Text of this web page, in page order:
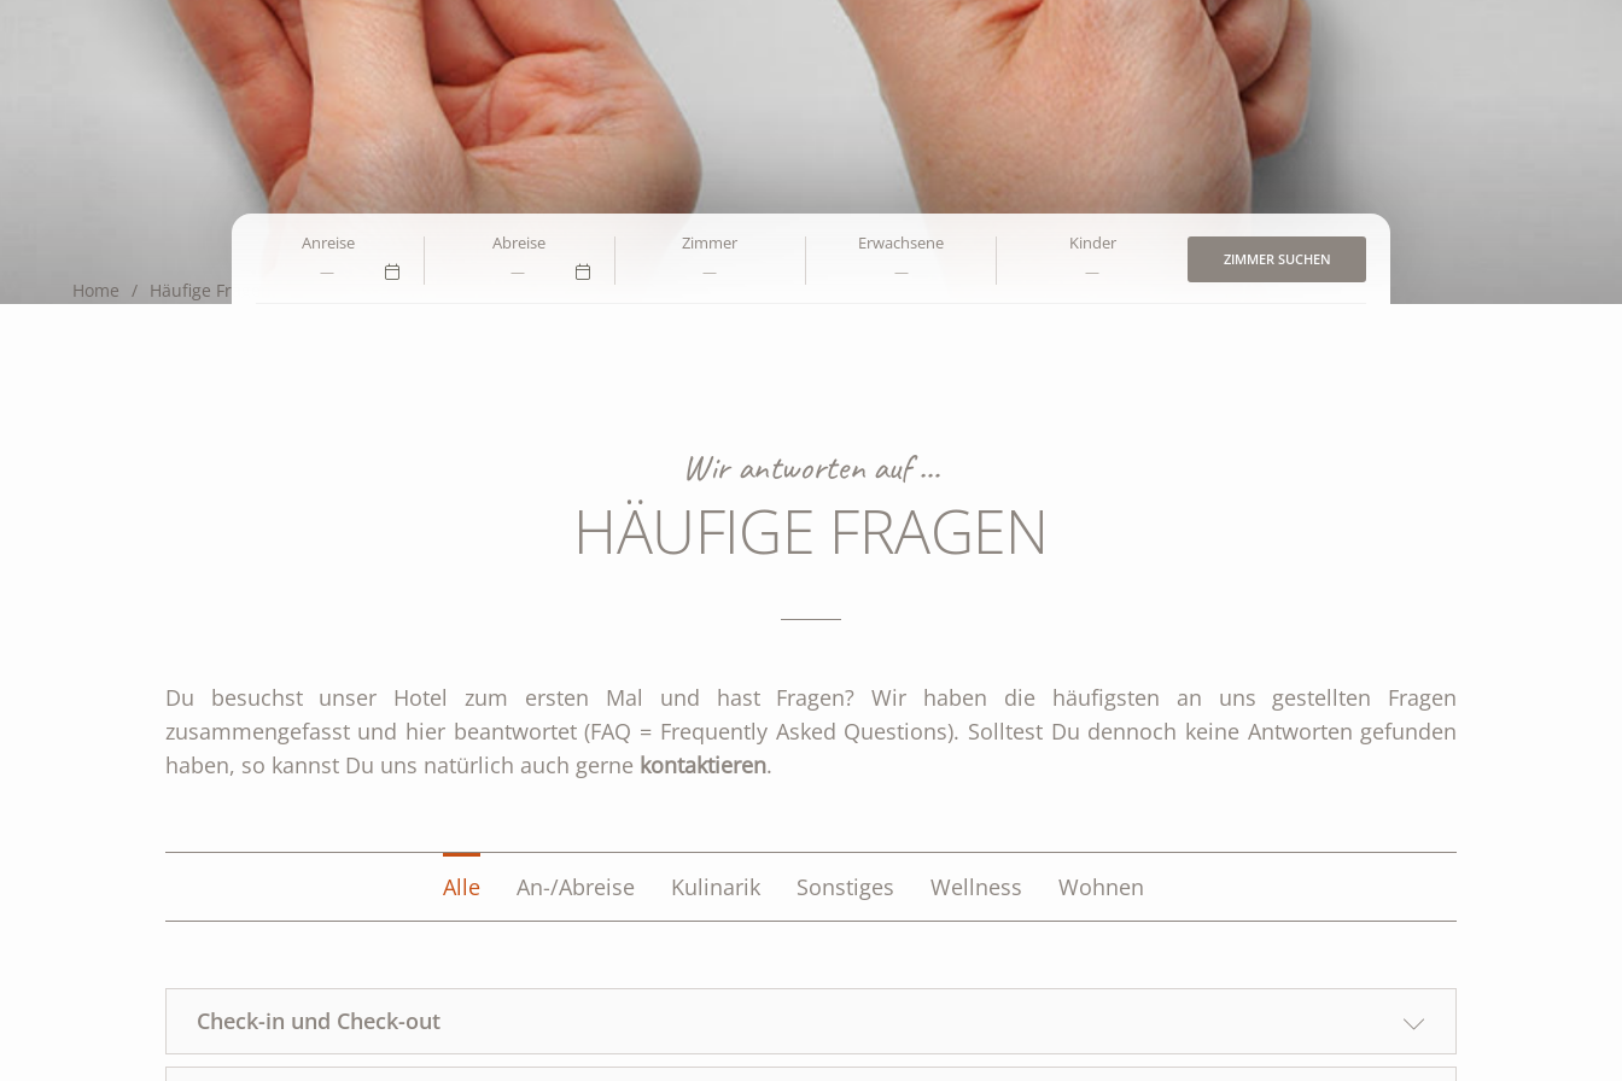
Home Häufige Fragen
Anreise Abreise Zimmer Erwachsene Kinder
ZIMMER SUCHEN
Wir antworten auf …
HÄUFIGE FRAGEN
Du besuchst unser Hotel zum ersten Mal und hast Fragen? Wir haben die häufigsten an uns gestellten Fragen
zusammengefasst und hier beantwortet (FAQ = Frequently Asked Questions). Solltest Du dennoch keine Antworten gefunden
haben, so kannst Du uns natürlich auch gerne kontaktieren.
Alle An-/Abreise Kulinarik Sonstiges Wellness Wohnen
Check-in und Check-out